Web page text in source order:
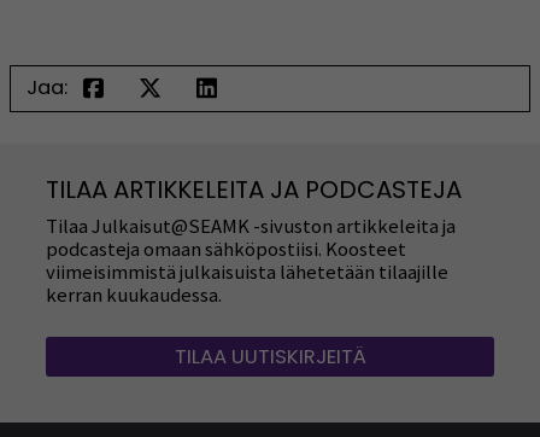
Jaa:
TILAA ARTIKKELEITA JA PODCASTEJA
Tilaa Julkaisut@SEAMK -sivuston artikkeleita ja
podcasteja omaan sähköpostiisi. Koosteet
viimeisimmistä julkaisuista lähetetään tilaajille
kerran kuukaudessa.
TILAA UUTISKIRJEITÄ